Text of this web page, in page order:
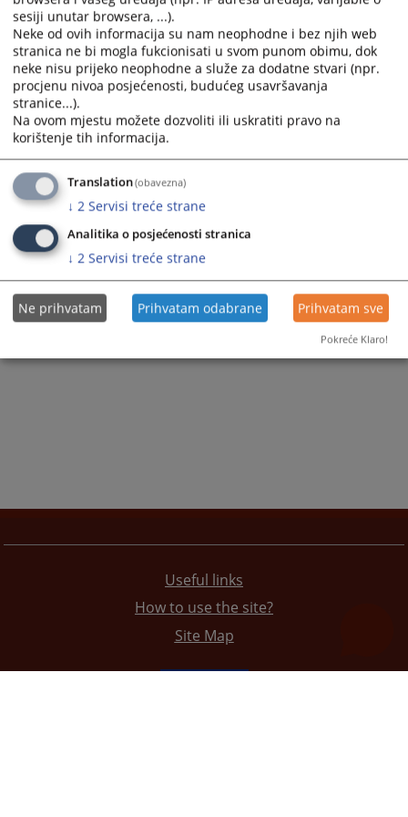
the
calendar
and
select
a
date.
Press
the
question
mark
key
to
get
keyboard
shortcuts
the
calendar
and
select
a
Press
the
mark
key
to
get
the
keyboard
shortcuts
Trenutno nema vijesti
Useful links
How to use the site?
Site Map
sesiji unutar browsera, ...).
Neke od ovih informacija su nam neophodne i bez njih web
stranica ne bi mogla fukcionisati u svom punom obimu, dok
neke nisu prijeko neophodne a služe za dodatne stvari (npr.
procjenu nivoa posjećenosti, budućeg usavršavanja
stranice...).
Na ovom mjestu možete dozvoliti ili uskratiti pravo na
korištenje tih informacija.
Translation(obavezna)
↓ 2 Servisi treće strane
Analitika o posjećenosti stranica
↓ 2 Servisi treće strane
Ne prihvatam Prihvatam odabrane Prihvatam sve
Pokreće Klaro!